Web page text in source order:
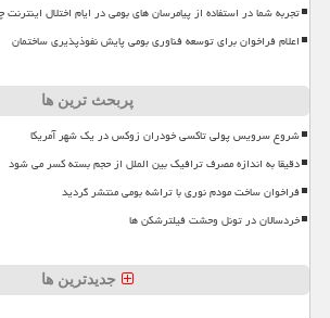
تجربه شما در استفاده از پیامرسان های بومی در ایام اختلال اینترنت
اعلام فراخوان برای توسعه فناوری بومی پایش نفوذپذیری ساختمان
پربحث ترین ها
شروع سرویس پولی تاکسی خودران زوکس در یک شهر آمریکا
دقیقا به اندازه مصرف ترافیک بین الملل از حجم بسته کسر می شود
فراخوان ساخت مودم نوری با تراشه بومی منتشر گردید
خردسالان در تونل وحشت فیلترشکن ها
جدیدترین ها